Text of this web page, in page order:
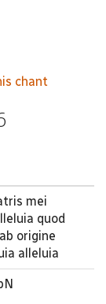
chant
mei
quod
origine
alleluia